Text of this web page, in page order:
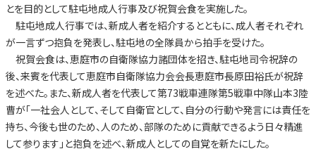
とを目的として駐屯地成人行事及び祝賀会食を実施した。
駐屯地成人行事では、新成人者を紹介するとともに、成人者それぞれ
が一言ずつ抱負を発表し、駐屯地の全隊員から拍手を受けた。
祝賀会食は、恵庭市の自衛隊協力諸団体を招き、駐屯地司令祝辞の
後、来賓を代表して恵庭市自衛隊協力会会長恵庭市長原田裕氏が祝辞
を述べた。また、新成人者を代表して第73戦車連隊第5戦車中隊山本3陸
曹が「一社会人として、そして自衛官として、自分の行動や発言には責任を
持ち、今後も世のため、人のため、部隊のために貢献できるよう日々精進
して参ります」と抱負を述べ、新成人としての自覚を新たにした。